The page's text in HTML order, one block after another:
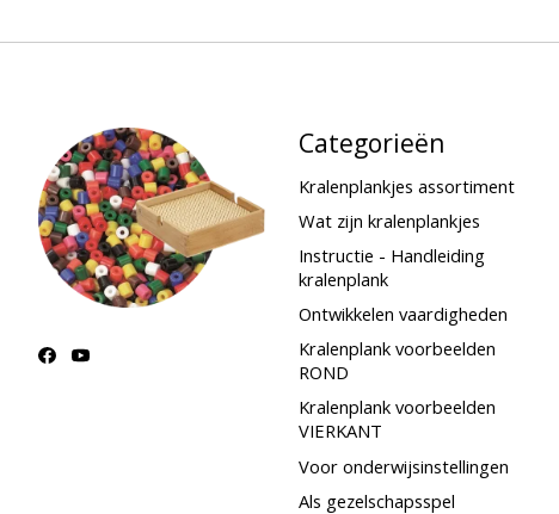
Categorieën
Kralenplankjes assortiment
Wat zijn kralenplankjes
Instructie - Handleiding
kralenplank
Ontwikkelen vaardigheden
Kralenplank voorbeelden
ROND
Kralenplank voorbeelden
VIERKANT
Voor onderwijsinstellingen
Als gezelschapsspel